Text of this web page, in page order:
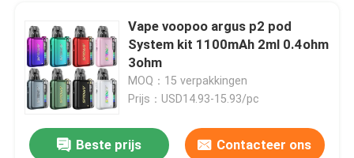
Producten
Video's
Ongeveer ons
Vape voopoo argus p2 pod
System kit 1100mAh 2ml 0.4ohm
3ohm
MOQ：15 verpakkingen
Prijs：USD14.93-15.93/pc
Beste prijs Contacteer ons